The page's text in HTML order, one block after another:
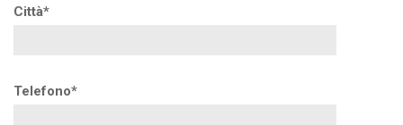
Città*
Telefono*